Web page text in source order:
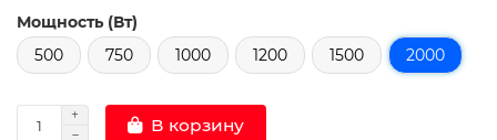
Мощность (Вт)
500
750 1000 1200 1500 2000
В корзину